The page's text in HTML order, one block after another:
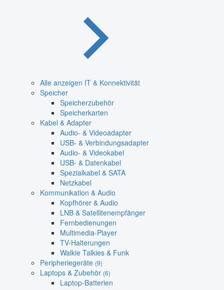
Alle anzeigen IT & Konnektivität
Speicher
Speicherzubehör
Speicherkarten
Kabel & Adapter
Audio- & Videoadapter
USB- & Verbindungsadapter
Audio- & Videokabel
USB- & Datenkabel
Spezialkabel & SATA
Netzkabel
Kommunikation & Audio
Kopfhörer & Audio
LNB & Satellitenempfänger
Fernbedienungen
Multimedia-Player
TV-Halterungen
Walkie Talkies & Funk
Peripheriegeräte (9)
Laptops & Zubehör (6)
Laptop-Batterien